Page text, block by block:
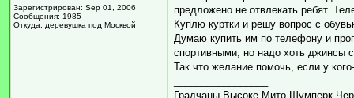
Зарегистрирован: Sep 01, 2006
Сообщения: 1985
Откуда: деревушка под Москвой
предложено не отвлекать ребят.
Куплю куртки и решу вопрос с
Думаю купить им по телефону и
спортивными, но надо хоть джинсы
Так что желание помочь, если у
Градчаны-Высоке Мито-Шумперк-